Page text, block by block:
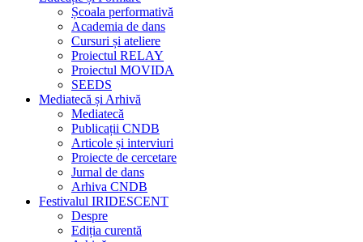
Școala performativă
Academia de dans
Cursuri și ateliere
Proiectul RELAY
Proiectul MOVIDA
SEEDS
Mediatecă și Arhivă
Mediatecă
Publicații CNDB
Articole și interviuri
Proiecte de cercetare
Jurnal de dans
Arhiva CNDB
Festivalul IRIDESCENT
Despre
Ediția curentă